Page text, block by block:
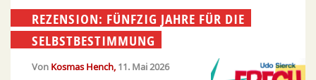
REZENSION: FÜNFZIG JAHRE FÜR DIE
SELBSTBESTIMMUNG
Von Kosmas Hench 11. Mai 2026